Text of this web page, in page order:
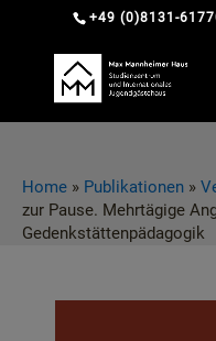
+49 (0)8131-
Home » Publikationen »
zur Pause. Mehrtägige
Gedenkstättenpädagogik